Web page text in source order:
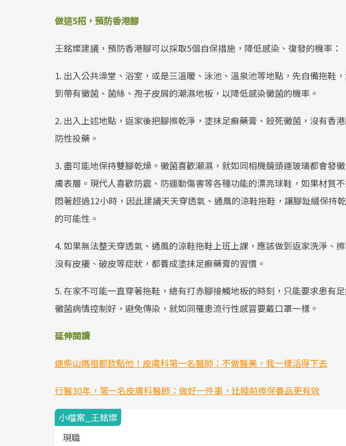
做這5招，預防香港腳
王銘燦建議，預防香港腳可以採取5個自保措施，降低感染、復發的機率：
1. 出入公共澡堂、浴室，或是三溫暖、泳池、溫泉池等地點，先自備拖鞋
到帶有黴菌、菌絲、孢子皮屑的潮濕地板，以降低感染黴菌的機率。
2. 出入上述地點，返家後把腳擦乾淨，塗抹足癬藥膏、殺死黴菌，沒有香
防性投藥。
3. 盡可能地保持雙腳乾燥。黴菌喜歡潮濕，就如同相機鏡頭連玻璃都會發
膚表層。現代人喜歡防震、防運動傷害等各種功能的漂亮球鞋，如果材質
悶著超過12小時，因此建議天天穿透氣、通風的涼鞋拖鞋，讓腳趾縫保持
的可能性。
4. 如果無法整天穿透氣、通風的涼鞋拖鞋上班上課，應該做到返家洗淨、
沒有皮癢、破皮等症狀，都養成塗抹足癬藥膏的習慣。
5. 在家不可能一直穿著拖鞋，總有打赤腳接觸地板的時刻，只能要求患有
黴菌病情控制好，避免傳染，就如同罹患流行性感冒要戴口罩一樣。
延伸閱讀
連柴山媽祖都欽點他！皮膚科第一名醫師：不做醫美，我一樣活得下去
行醫30年，第一名皮膚科醫師：做好一件事，比睡前擦保養品更有效
小檔案_王銘燦
現職